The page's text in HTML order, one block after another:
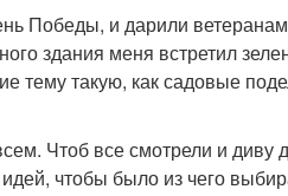
Победы, и дарили
здания меня встретил
тему такую, как садовые
Чтоб все смотрели и диву
чтобы было из чего